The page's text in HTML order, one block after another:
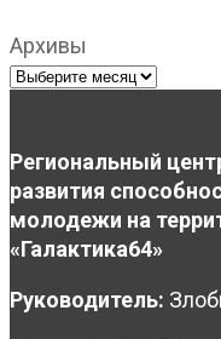
Архивы
Региональный
развития
молодежи на
«Галактика64»
Руководитель: